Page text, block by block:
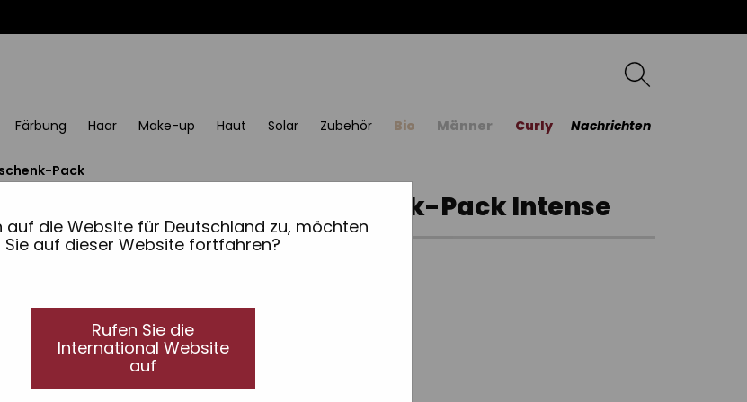
auf die Website für Deutschland zu, möchten
Sie auf dieser Website fortfahren?
Rufen Sie die
International Website
auf
Färbung Haar Make-up Haut Solar Zubehör Bio Männer Curly Nachrichten
Pack
Spezielle intensive Geschenk-Pack Intense
Hebeserum mit reinem Vitamin C.
Mesolift.
Stofftasche.